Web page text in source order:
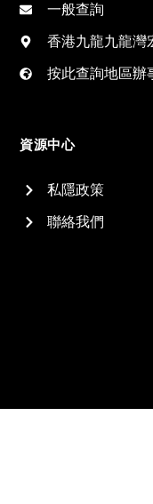
一般查詢
香港九龍九龍灣
按此查詢地區辦
資源中心
私隱政策
聯絡我們